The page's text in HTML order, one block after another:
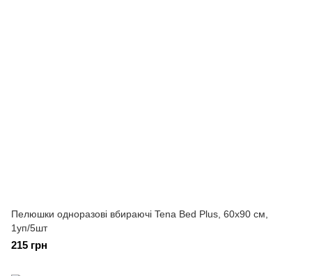
Пелюшки одноразові вбираючі Tena Bed Plus, 60х90 см,
1уп/5шт
215 грн